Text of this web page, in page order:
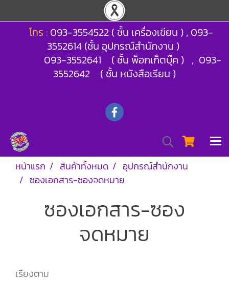
โทร : 093-3554522 ( ชั้น เครื่องเขียน ) , 093-
3552614 (ชั้น อุปกรณ์สำนักงาน )
093-3552641 ( ชั้น พ็อกเก็ตบุ๊ค ) , 093-
3552642 ( ชั้น หนังสือเรียน )
หน้าแรก สินค้าทั้งหมด
อุปกรณ์สำนักงาน
ซองเอกสาร-ซองจดหมาย
ซองเอกสาร-ซอง
จดหมาย
เรียงตาม